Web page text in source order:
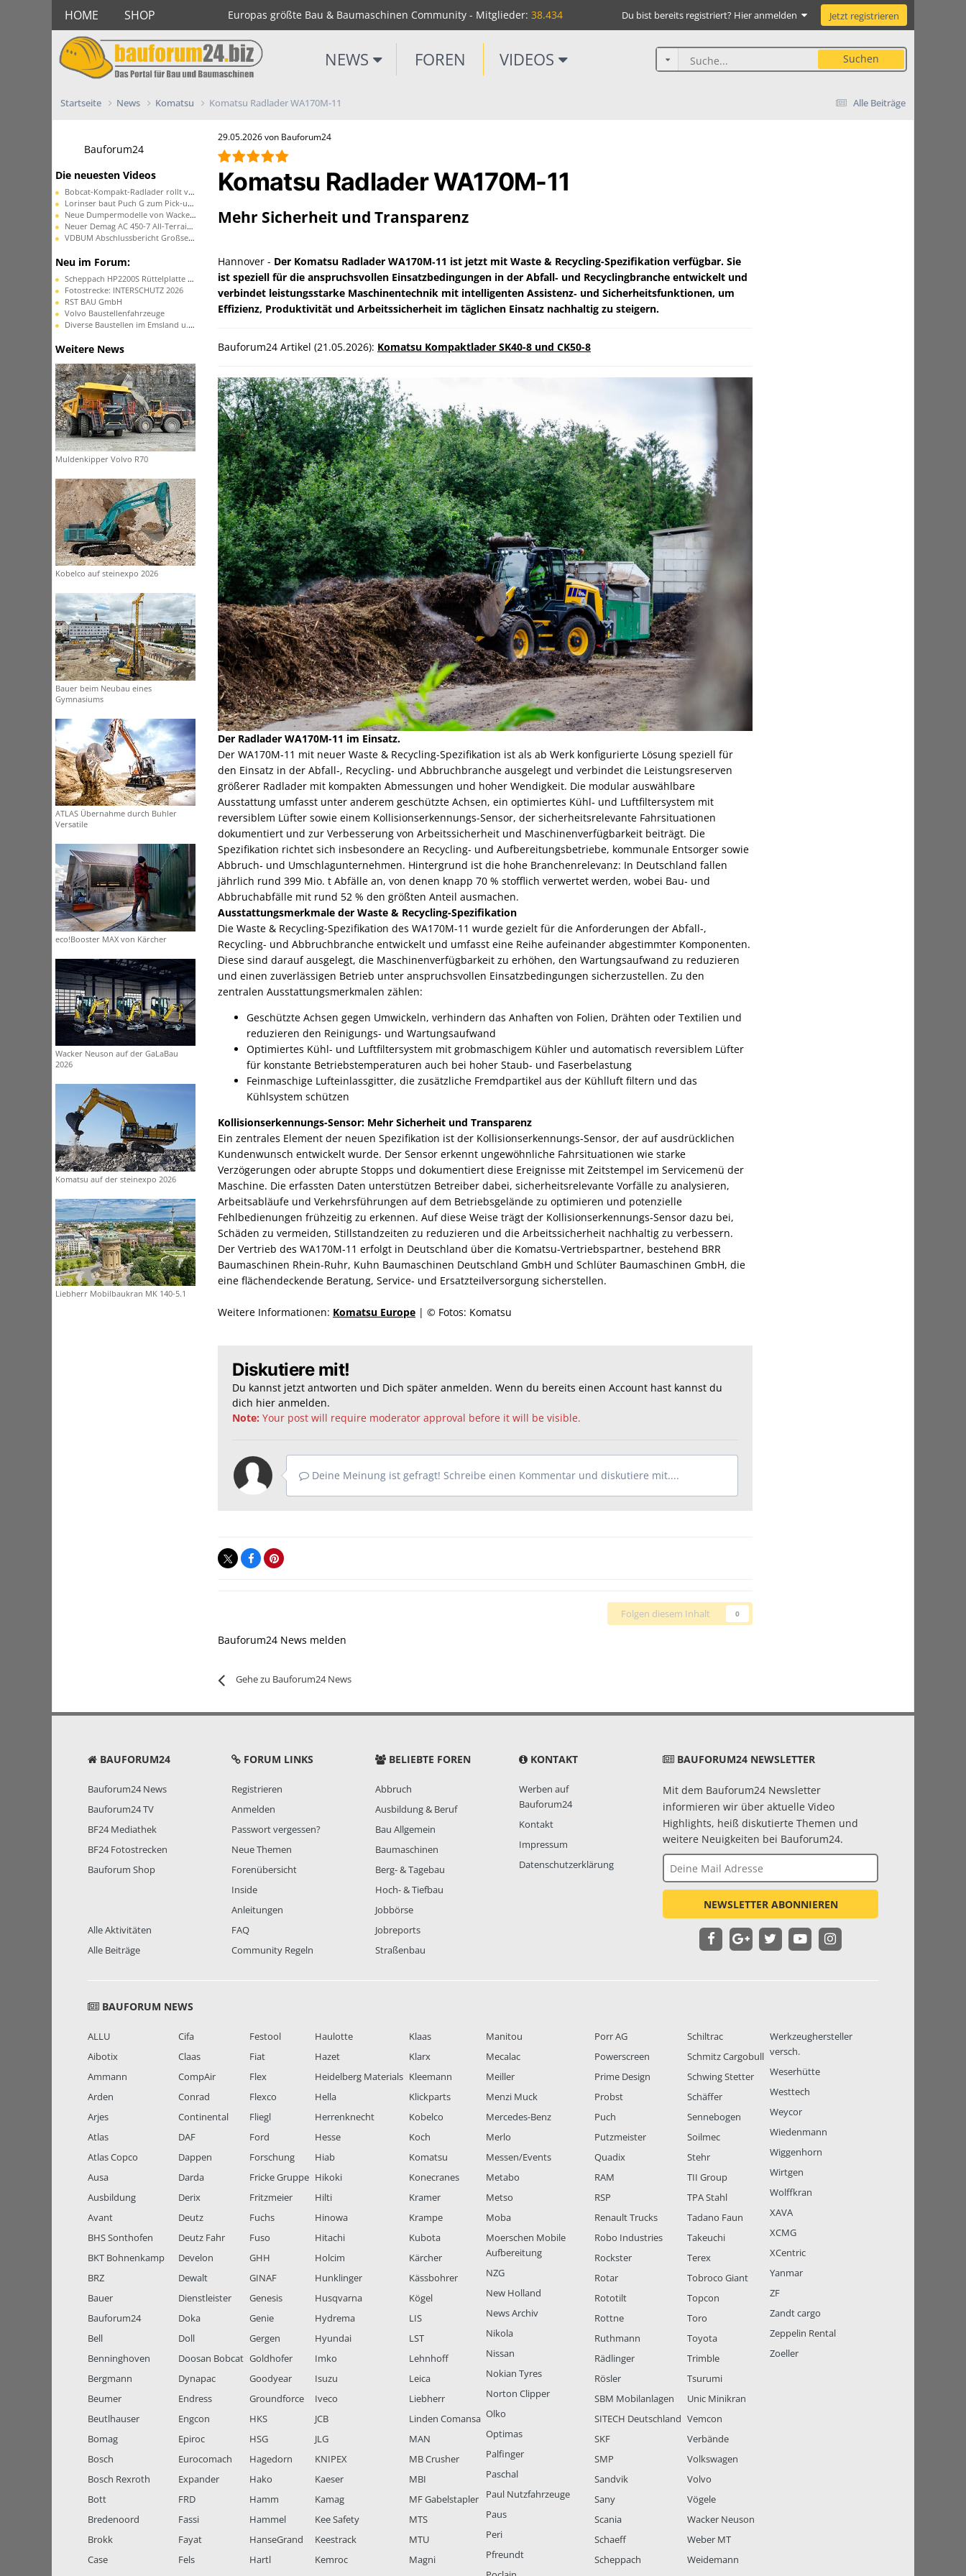
HOME SHOP Europas größte Bau & Baumaschinen Community - Mitglieder: 38.434 Du bist bereits registriert? Hier anmelden Jetzt registrieren
NEWS FOREN VIDEOS Suchen
Alle Beiträge
Startseite News Komatsu Komatsu Radlader WA170M-11
Bauforum24
Die neuesten Videos
Bobcat-Kompakt-Radlader rollt vom Band
Lorinser baut Puch G zum Pick-up um
Neue Dumpermodelle von Wacker Neuson
Neuer Demag AC 450-7 All-Terrain-Kran
VDBUM Abschlussbericht Großseminar
Neu im Forum:
Scheppach HP2200S Rüttelplatte ohne Funktion
Fotostrecke: INTERSCHUTZ 2026
RST BAU GmbH
Volvo Baustellenfahrzeuge
Diverse Baustellen im Emsland u. in Ostfriesland
Weitere News
Muldenkipper Volvo R70
Kobelco auf steinexpo 2026
Bauer beim Neubau eines
Gymnasiums
ATLAS Übernahme durch Buhler
Versatile
eco!Booster MAX von Kärcher
Wacker Neuson auf der GaLaBau
2026
Komatsu auf der steinexpo 2026
Liebherr Mobilbaukran MK 140-5.1
29.05.2026 von Bauforum24
Komatsu Radlader WA170M-11
Mehr Sicherheit und Transparenz
Hannover - Der Komatsu Radlader WA170M‑11 ist jetzt mit Waste & Recycling-Spezifikation verfügbar. Sie
ist speziell für die anspruchsvollen Einsatzbedingungen in der Abfall‑ und Recyclingbranche entwickelt und
verbindet leistungsstarke Maschinentechnik mit intelligenten Assistenz‑ und Sicherheitsfunktionen, um
Effizienz, Produktivität und Arbeitssicherheit im täglichen Einsatz nachhaltig zu steigern.
Bauforum24 Artikel (21.05.2026): Komatsu Kompaktlader SK40-8 und CK50-8
Der Radlader WA170M-11 im Einsatz.
Der WA170M‑11 mit neuer Waste & Recycling-Spezifikation ist als ab Werk konfigurierte Lösung speziell für
den Einsatz in der Abfall‑, Recycling‑ und Abbruchbranche ausgelegt und verbindet die Leistungsreserven
größerer Radlader mit kompakten Abmessungen und hoher Wendigkeit. Die modular auswählbare
Ausstattung umfasst unter anderem geschützte Achsen, ein optimiertes Kühl‑ und Luftfiltersystem mit
reversiblem Lüfter sowie einem Kollisionserkennungs-Sensor, der sicherheitsrelevante Fahrsituationen
dokumentiert und zur Verbesserung von Arbeitssicherheit und Maschinenverfügbarkeit beiträgt. Die
Spezifikation richtet sich insbesondere an Recycling‑ und Aufbereitungsbetriebe, kommunale Entsorger sowie
Abbruch‑ und Umschlagunternehmen. Hintergrund ist die hohe Branchenrelevanz: In Deutschland fallen
jährlich rund 399 Mio. t Abfälle an, von denen knapp 70 % stofflich verwertet werden, wobei Bau‑ und
Abbruchabfälle mit rund 52 % den größten Anteil ausmachen.
Ausstattungsmerkmale der Waste & Recycling-Spezifikation
Die Waste & Recycling-Spezifikation des WA170M-11 wurde gezielt für die Anforderungen der Abfall-,
Recycling- und Abbruchbranche entwickelt und umfasst eine Reihe aufeinander abgestimmter Komponenten.
Diese sind darauf ausgelegt, die Maschinenverfügbarkeit zu erhöhen, den Wartungsaufwand zu reduzieren
und einen zuverlässigen Betrieb unter anspruchsvollen Einsatzbedingungen sicherzustellen. Zu den
zentralen Ausstattungsmerkmalen zählen:
Geschützte Achsen gegen Umwickeln, verhindern das Anhaften von Folien, Drähten oder Textilien und
reduzieren den Reinigungs- und Wartungsaufwand
Optimiertes Kühl- und Luftfiltersystem mit grobmaschigem Kühler und automatisch reversiblem Lüfter
für konstante Betriebstemperaturen auch bei hoher Staub- und Faserbelastung
Feinmaschige Lufteinlassgitter, die zusätzliche Fremdpartikel aus der Kühlluft filtern und das
Kühlsystem schützen
Kollisionserkennungs-Sensor: Mehr Sicherheit und Transparenz
Ein zentrales Element der neuen Spezifikation ist der Kollisionserkennungs-Sensor, der auf ausdrücklichen
Kundenwunsch entwickelt wurde. Der Sensor erkennt ungewöhnliche Fahrsituationen wie starke
Verzögerungen oder abrupte Stopps und dokumentiert diese Ereignisse mit Zeitstempel im Servicemenü der
Maschine. Die erfassten Daten unterstützen Betreiber dabei, sicherheitsrelevante Vorfälle zu analysieren,
Arbeitsabläufe und Verkehrsführungen auf dem Betriebsgelände zu optimieren und potenzielle
Fehlbedienungen frühzeitig zu erkennen. Auf diese Weise trägt der Kollisionserkennungs-Sensor dazu bei,
Schäden zu vermeiden, Stillstandzeiten zu reduzieren und die Arbeitssicherheit nachhaltig zu verbessern.
Der Vertrieb des WA170M‑11 erfolgt in Deutschland über die Komatsu-Vertriebspartner, bestehend BRR
Baumaschinen Rhein-Ruhr, Kuhn Baumaschinen Deutschland GmbH und Schlüter Baumaschinen GmbH, die
eine flächendeckende Beratung, Service‑ und Ersatzteilversorgung sicherstellen.
Weitere Informationen: Komatsu Europe | © Fotos: Komatsu
Diskutiere mit!
Du kannst jetzt antworten und Dich später anmelden. Wenn du bereits einen Account hast kannst du
dich hier anmelden.
Note: Your post will require moderator approval before it will be visible.
Deine Meinung ist gefragt! Schreibe einen Kommentar und diskutiere mit....
Folgen diesem Inhalt 0
Bauforum24 News melden
Gehe zu Bauforum24 News
BAUFORUM24
Bauforum24 News
Bauforum24 TV
BF24 Mediathek
BF24 Fotostrecken
Bauforum Shop
Alle Aktivitäten
Alle Beiträge
FORUM LINKS
Registrieren
Anmelden
Passwort vergessen?
Neue Themen
Forenübersicht
Inside
Anleitungen
FAQ
Community Regeln
BELIEBTE FOREN
Abbruch
Ausbildung & Beruf
Bau Allgemein
Baumaschinen
Berg- & Tagebau
Hoch- & Tiefbau
Jobbörse
Jobreports
Straßenbau
KONTAKT
Werben auf
Bauforum24
Kontakt
Impressum
Datenschutzerklärung
BAUFORUM24 NEWSLETTER
Mit dem Bauforum24 Newsletter
informieren wir über aktuelle Video
Highlights, heiß diskutierte Themen und
weitere Neuigkeiten bei Bauforum24.
NEWSLETTER ABONNIEREN
BAUFORUM NEWS
ALLU
Aibotix
Ammann
Arden
Arjes
Atlas
Atlas Copco
Ausa
Ausbildung
Avant
BHS Sonthofen
BKT Bohnenkamp
BRZ
Bauer
Bauforum24
Bell
Benninghoven
Bergmann
Beumer
Beutlhauser
Bomag
Bosch
Bosch Rexroth
Bott
Bredenoord
Brokk
Case
Cifa
Claas
CompAir
Conrad
Continental
DAF
Dappen
Darda
Derix
Deutz
Deutz Fahr
Develon
Dewalt
Dienstleister
Doka
Doll
Doosan Bobcat
Dynapac
Endress
Engcon
Epiroc
Eurocomach
Expander
FRD
Fassi
Fayat
Fels
Festool
Fiat
Flex
Flexco
Fliegl
Ford
Forschung
Fricke Gruppe
Fritzmeier
Fuchs
Fuso
GHH
GINAF
Genesis
Genie
Gergen
Goldhofer
Goodyear
Groundforce
HKS
HSG
Hagedorn
Hako
Hamm
Hammel
HanseGrand
Hartl
Haulotte
Hazet
Heidelberg Materials
Hella
Herrenknecht
Hesse
Hiab
Hikoki
Hilti
Hinowa
Hitachi
Holcim
Hunklinger
Husqvarna
Hydrema
Hyundai
Imko
Isuzu
Iveco
JCB
JLG
KNIPEX
Kaeser
Kamag
Kee Safety
Keestrack
Kemroc
Klaas
Klarx
Kleemann
Klickparts
Kobelco
Koch
Komatsu
Konecranes
Kramer
Krampe
Kubota
Kärcher
Kässbohrer
Kögel
LIS
LST
Lehnhoff
Leica
Liebherr
Linden Comansa
MAN
MB Crusher
MBI
MF Gabelstapler
MTS
MTU
Magni
Manitou
Mecalac
Meiller
Menzi Muck
Mercedes-Benz
Merlo
Messen/Events
Metabo
Metso
Moba
Moerschen Mobile
Aufbereitung
NZG
New Holland
News Archiv
Nikola
Nissan
Nokian Tyres
Norton Clipper
Olko
Optimas
Palfinger
Paschal
Paul Nutzfahrzeuge
Paus
Peri
Pfreundt
Porr AG
Powerscreen
Prime Design
Probst
Puch
Putzmeister
Quadix
RAM
RSP
Renault Trucks
Robo Industries
Rockster
Rotar
Rototilt
Rottne
Ruthmann
Rädlinger
Rösler
SBM Mobilanlagen
SITECH Deutschland
SKF
SMP
Sandvik
Sany
Scania
Schaeff
Scheppach
Schiltrac
Schmitz Cargobull
Schwing Stetter
Schäffer
Sennebogen
Soilmec
Stehr
TII Group
TPA Stahl
Tadano Faun
Takeuchi
Terex
Tobroco Giant
Topcon
Toro
Toyota
Trimble
Tsurumi
Unic Minikran
Vemcon
Verbände
Volkswagen
Volvo
Vögele
Wacker Neuson
Weber MT
Weidemann
Werkzeughersteller
versch.
Weserhütte
Westtech
Weycor
Wiedenmann
Wiggenhorn
Wirtgen
Wolffkran
XAVA
XCMG
XCentric
Yanmar
ZF
Zandt cargo
Zeppelin Rental
Zoeller